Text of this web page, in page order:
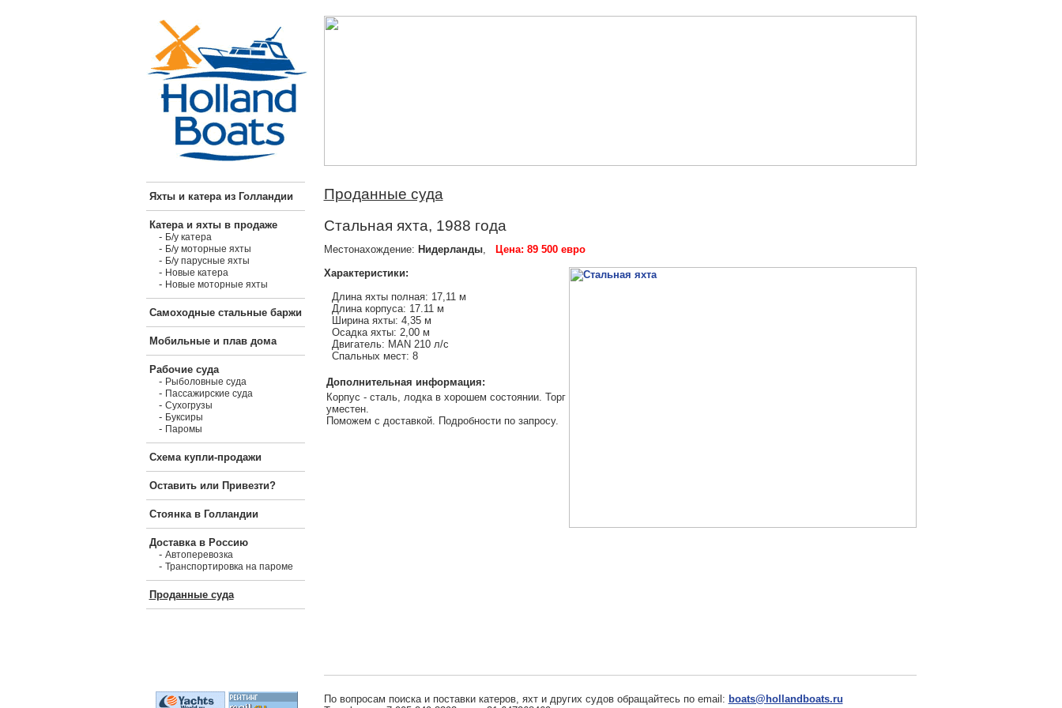
Яхты и катера из Голландии
Катера и яхты в продаже
- Б/у катера
- Б/у моторные яхты
- Б/у парусные яхты
- Новые катера
- Новые моторные яхты
Самоходные стальные баржи
Мобильные и плав дома
Рабочие суда
- Рыболовные суда
- Пассажирские суда
- Сухогрузы
- Буксиры
- Паромы
Схема купли-продажи
Оставить или Привезти?
Стоянка в Голландии
Доставка в Россию
- Автоперевозка
- Транспортировка на пароме
Проданные суда
Проданные суда
Стальная яхта, 1988 года
Местонахождение: Нидерланды, Цена: 89 500 евро
Характеристики:
Длина яхты полная: 17,11 м
Длина корпуса: 17.11 м
Ширина яхты: 4,35 м
Осадка яхты: 2,00 м
Двигатель: MAN 210 л/с
Спальных мест: 8
Дополнительная информация:
Корпус - сталь, лодка в хорошем состоянии. Торг
уместен.
Поможем с доставкой. Подробности по запросу.
По вопросам поиска и поставки катеров, яхт и других судов обращайтесь по email: boats@hollandboats.ru